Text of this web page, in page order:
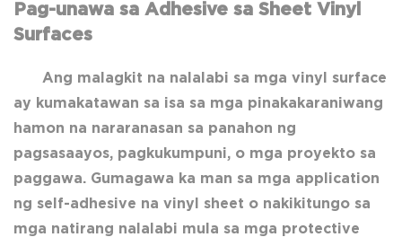
Pag-unawa sa Adhesive sa Sheet Vinyl
Surfaces
Ang malagkit na nalalabi sa mga vinyl surface
ay kumakatawan sa isa sa mga pinakakaraniwang
hamon na nararanasan sa panahon ng
pagsasaayos, pagkukumpuni, o mga proyekto sa
paggawa. Gumagawa ka man sa mga application
ng self-adhesive na vinyl sheet o nakikitungo sa
mga natirang nalalabi mula sa mga protective